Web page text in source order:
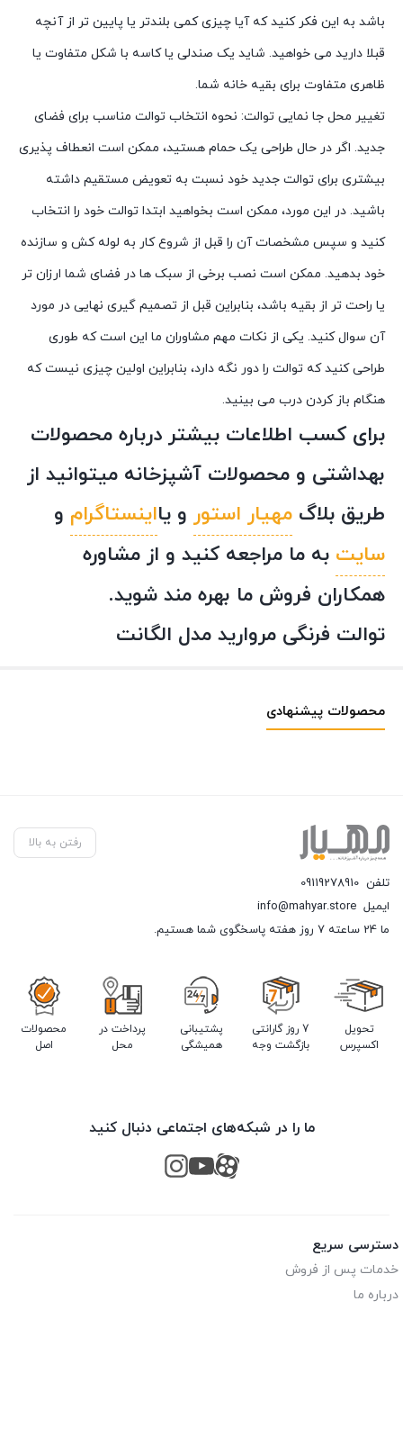
باشد به این فکر کنید که آیا چیزی کمی بلندتر یا پایین تر از آنچه
قبلا دارید می خواهید. شاید یک صندلی یا کاسه با شکل متفاوت یا
ظاهری متفاوت برای بقیه خانه شما.
تغییر محل جا نمایی توالت: نحوه انتخاب توالت مناسب برای فضای
جدید. اگر در حال طراحی یک حمام هستید، ممکن است انعطاف پذیری
بیشتری برای توالت جدید خود نسبت به تعویض مستقیم داشته
باشید. در این مورد، ممکن است بخواهید ابتدا توالت خود را انتخاب
کنید و سپس مشخصات آن را قبل از شروع کار به لوله کش و سازنده
خود بدهید. ممکن است نصب برخی از سبک ها در فضای شما ارزان تر
یا راحت تر از بقیه باشد، بنابراین قبل از تصمیم گیری نهایی در مورد
آن سوال کنید. یکی از نکات مهم مشاوران ما این است که طوری
طراحی کنید که توالت را دور نگه دارد، بنابراین اولین چیزی نیست که
هنگام باز کردن درب می بینید.
برای کسب اطلاعات بیشتر درباره محصولات
بهداشتی و محصولات آشپزخانه میتوانید از
طریق بلاگ مهیار استور و یااینستاگرام و
سایت به ما مراجعه کنید و از مشاوره
همکاران فروش ما بهره مند شوید.
توالت فرنگی مروارید مدل الگانت
محصولات پیشنهادی
رفتن به بالا
تلفن 09119278910
ایمیل info@mahyar.store
ما 24 ساعته 7 روز هفته پاسخگوی شما هستیم.
تحویل
اکسپرس
7 روز گارانتی
بازگشت وجه
پشتیبانی
همیشگی
پرداخت در
محل
محصولات
اصل
ما را در شبکه‌های اجتماعی دنبال کنید
دسترسی سریع
خدمات پس از فروش
درباره ما